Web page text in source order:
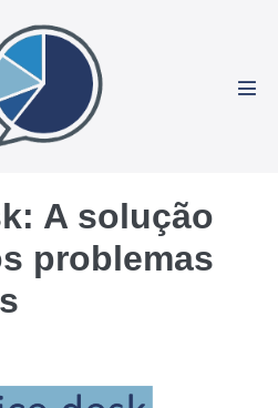
A solução
problemas